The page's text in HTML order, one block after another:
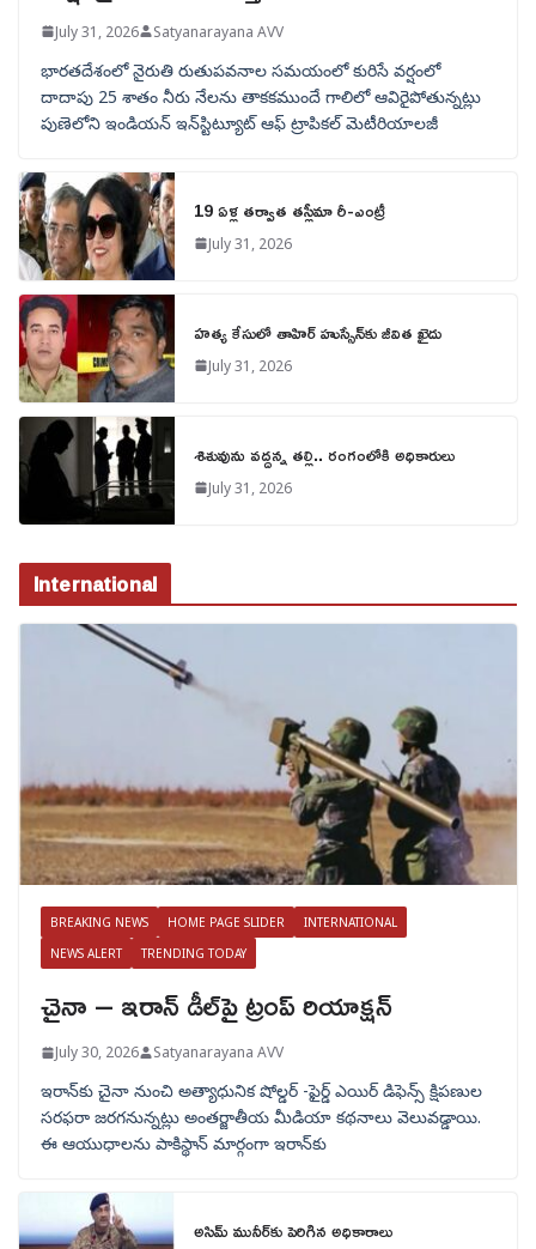
July 31, 2026 Satyanarayana AVV
భారతదేశంలో నైరుతి రుతుపవనాల సమయంలో కురిసే వర్షంలో
దాదాపు 25 శాతం నీరు నేలను తాకకముందే గాలిలో ఆవిరైపోతున్నట్లు
పుణెలోని ఇండియన్ ఇన్‌స్టిట్యూట్ ఆఫ్ ట్రాపికల్ మెటీరియాలజీ
19 ఏళ్ల తర్వాత తస్లీమా రీ-ఎంట్రీ
July 31, 2026
హత్య కేసులో తాహిర్ హుస్సేన్‌కు జీవిత ఖైదు
July 31, 2026
శిశువును వద్దన్న తల్లి.. రంగంలోకి అధికారులు
July 31, 2026
International
BREAKING NEWS HOME PAGE SLIDER
INTERNATIONAL
NEWS ALERT
TRENDING TODAY
చైనా – ఇరాన్ డీల్‌పై ట్రంప్ రియాక్షన్
July 30, 2026 Satyanarayana AVV
ఇరాన్‌కు చైనా నుంచి అత్యాధునిక షోల్డర్‌ -ఫైర్డ్ ఎయిర్ డిఫెన్స్ క్షిపణుల
సరఫరా జరగనున్నట్లు అంతర్జాతీయ మీడియా కథనాలు వెలువడ్డాయి.
ఈ ఆయుధాలను పాకిస్థాన్‌ మార్గంగా ఇరాన్‌కు
అసిమ్ మునీర్‌కు పెరిగిన అధికారాలు